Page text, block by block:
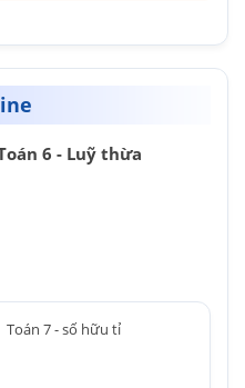
6 - Luỹ thừa
Toán 7 - số hữu tỉ